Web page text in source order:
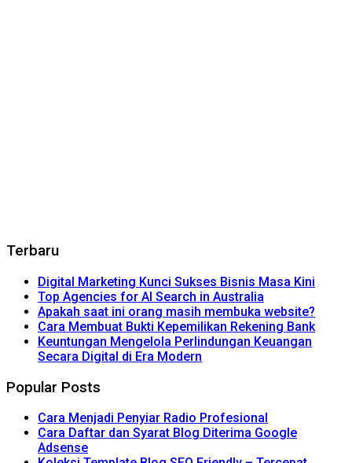
Terbaru
Digital Marketing Kunci Sukses Bisnis Masa Kini
Top Agencies for AI Search in Australia
Apakah saat ini orang masih membuka website?
Cara Membuat Bukti Kepemilikan Rekening Bank
Keuntungan Mengelola Perlindungan Keuangan
Secara Digital di Era Modern
Popular Posts
Cara Menjadi Penyiar Radio Profesional
Cara Daftar dan Syarat Blog Diterima Google
Adsense